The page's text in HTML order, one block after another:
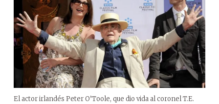
El actor irlandés Peter O’Toole, que dio vida al coronel T.E.